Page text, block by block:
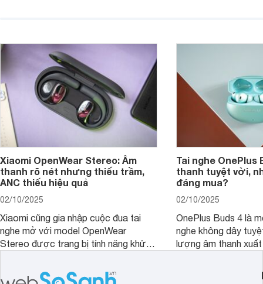
Xiaomi OpenWear Stereo: Âm
thanh rõ nét nhưng thiếu trầm,
ANC thiếu hiệu quả
02/10/2025
Xiaomi cũng gia nhập cuộc đua tai
nghe mở với model OpenWear
Stereo được trang bị tính năng khử
chất lượng âm thanh và hiệu quả khử
Tai nghe OnePlus
thanh tuyệt vời,
đáng mua?
02/10/2025
OnePlus Buds 4 là
nghe không dây
lượng âm thanh
khử tiếng ồn ấn